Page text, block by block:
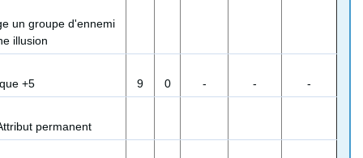
un groupe d'ennemi
illusion
+5 9 0 - - -
permanent